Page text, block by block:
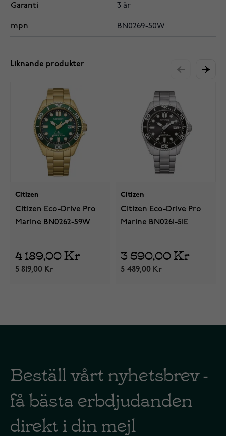
Garanti 3 år
mpn BN0269-50W
Liknande produkter
Citizen
Citizen Eco-Drive Pro
Marine BN0262-59W
4 189,00 Kr
5 819,00 Kr
Citizen
Citizen Eco-Drive Pro
Marine BN0261-51E
3 590,00 Kr
5 489,00 Kr
Beställ vårt nyhetsbrev -
få bästa erbdjudanden
direkt i din mejl